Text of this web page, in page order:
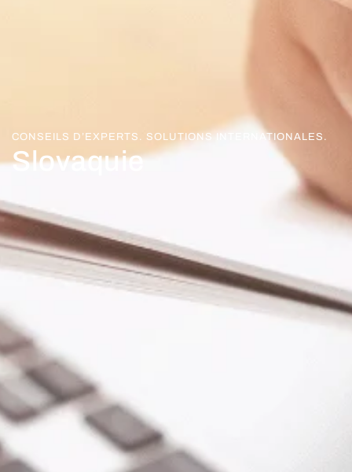
CONSEILS D’EXPERTS. SOLUTIONS INTERNATIONALES.
Slovaquie